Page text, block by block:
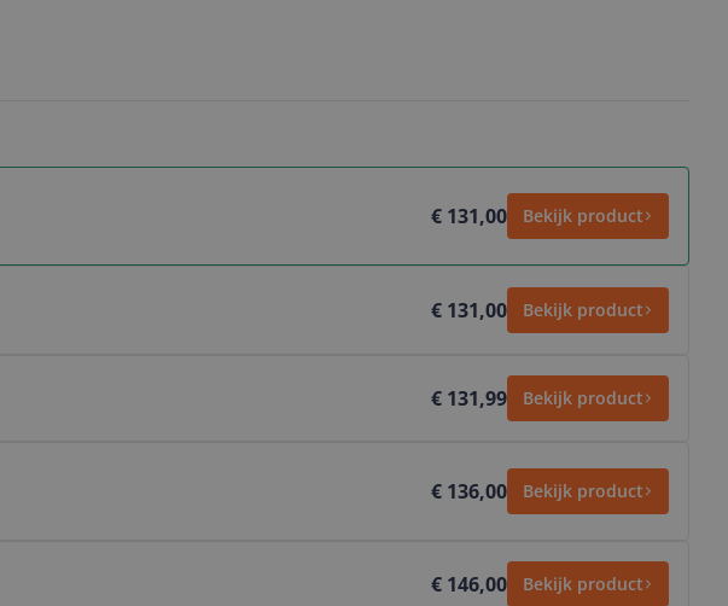
€ 131,00 Bekijk product
€ 131,00 Bekijk product
€ 131,99 Bekijk product
€ 136,00 Bekijk product
€ 146,00 Bekijk product